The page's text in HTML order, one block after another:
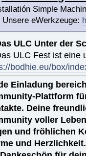
Simple
eWerkzeuge:
ULC Unter der
ULC Fest ist eine
bodhie.eu/box/
Einladung
Plattform
Deine
voller
und fröhlichen
und